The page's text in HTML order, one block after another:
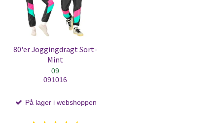
80'er Joggingdragt Sort-
Mint
09
091016
På lager i webshoppen